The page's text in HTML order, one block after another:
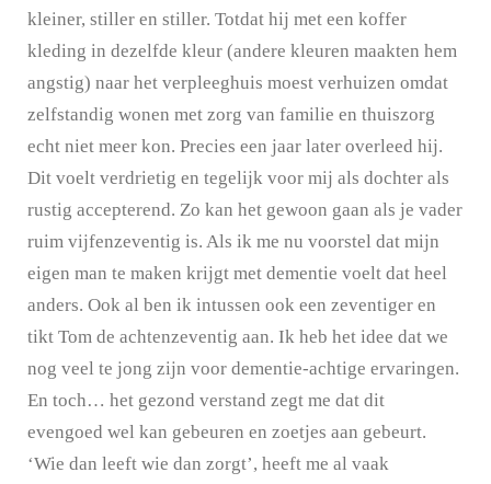
kleiner, stiller en stiller. Totdat hij met een koffer
kleding in dezelfde kleur (andere kleuren maakten hem
angstig) naar het verpleeghuis moest verhuizen omdat
zelfstandig wonen met zorg van familie en thuiszorg
echt niet meer kon. Precies een jaar later overleed hij.
Dit voelt verdrietig en tegelijk voor mij als dochter als
rustig accepterend. Zo kan het gewoon gaan als je vader
ruim vijfenzeventig is. Als ik me nu voorstel dat mijn
eigen man te maken krijgt met dementie voelt dat heel
anders. Ook al ben ik intussen ook een zeventiger en
tikt Tom de achtenzeventig aan. Ik heb het idee dat we
nog veel te jong zijn voor dementie-achtige ervaringen.
En toch… het gezond verstand zegt me dat dit
evengoed wel kan gebeuren en zoetjes aan gebeurt.
‘Wie dan leeft wie dan zorgt’, heeft me al vaak